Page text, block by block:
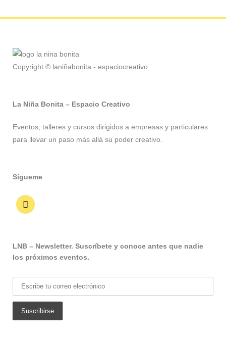
Copyright © laniñabonita - espaciocreativo
La Niña Bonita – Espacio Creativo
Eventos, talleres y cursos dirigidos a empresas y particulares
para llevar un paso más allá su poder creativo.
Sígueme
LNB – Newsletter. Suscríbete y conoce antes que nadie
los próximos eventos.